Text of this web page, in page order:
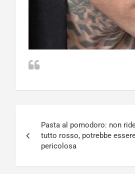
articoli
Pasta al pomodoro: non
tutto rosso, potrebbe
pericolosa